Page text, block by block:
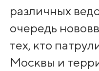
различных
очередь
тех, кто
Москвы и